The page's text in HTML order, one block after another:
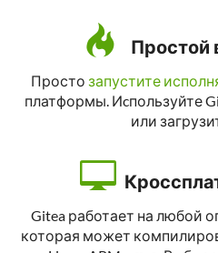
Простой
Просто запустите
платформы. Иcпользуйте
или
Gitea работает на любой
которая может